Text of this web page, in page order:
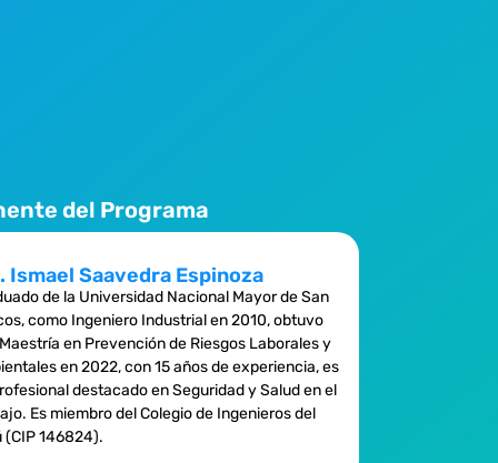
del Programa
Ismael Saavedra Espinoza
de la Universidad Nacional Mayor de San
como Ingeniero Industrial en 2010, obtuvo
en Prevención de Riesgos Laborales y
en 2022, con 15 años de experiencia, es
destacado en Seguridad y Salud en el
Es miembro del Colegio de Ingenieros del
(CIP 146824).